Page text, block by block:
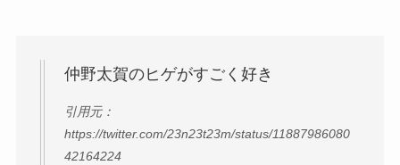
仲野太賀のヒゲがすごく好き
引用元：
https://twitter.com/23n23t23m/status/11887986080
42164224